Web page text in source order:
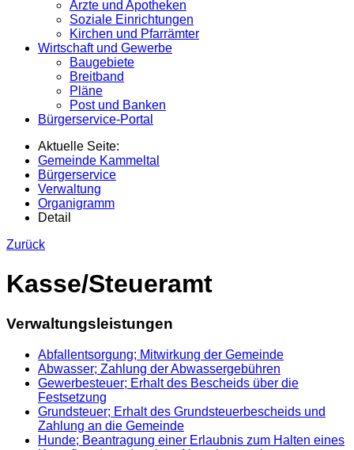
Ärzte und Apotheken
Soziale Einrichtungen
Kirchen und Pfarrämter
Wirtschaft und Gewerbe
Baugebiete
Breitband
Pläne
Post und Banken
Bürgerservice-Portal
Aktuelle Seite:
Gemeinde Kammeltal
Bürgerservice
Verwaltung
Organigramm
Detail
Zurück
Kasse/Steueramt
Verwaltungsleistungen
Abfallentsorgung; Mitwirkung der Gemeinde
Abwasser; Zahlung der Abwassergebühren
Gewerbesteuer; Erhalt des Bescheids über die
Festsetzung
Grundsteuer; Erhalt des Grundsteuerbescheids und
Zahlung an die Gemeinde
Hunde; Beantragung einer Erlaubnis zum Halten eines